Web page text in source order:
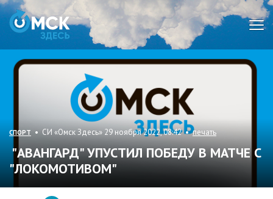
СПОРТ • СИ «Омск Здесь» 29 ноября 2022, 08:42 •печать
"АВАНГАРД" УПУСТИЛ ПОБЕДУ В МАТЧЕ С
"ЛОКОМОТИВОМ"